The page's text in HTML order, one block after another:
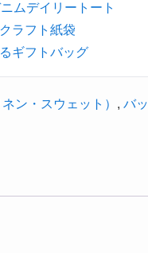
ムデイリートート
ラフト紙袋
ギフトバッグ
ン・スウェット） ,バッ